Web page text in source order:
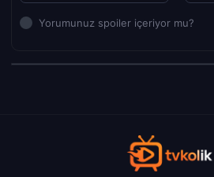
Yorumunuz spoiler içeriyor mu?